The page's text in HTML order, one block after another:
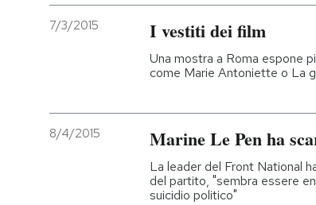
7/3/2015 I vestiti dei film
Una mostra a Roma espone
come Marie Antoniette o La
8/4/2015 Marine Le Pen ha
La leader del Front National
del partito, "sembra essere
suicidio politico"